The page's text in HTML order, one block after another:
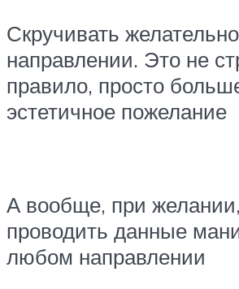
Скручивать
направлении. Это не
правило, просто
эстетичное пожелание
А вообще, при
проводить данные
любом направлении